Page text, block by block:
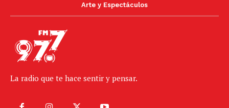
Arte y Espectáculos
La radio que te hace sentir y pensar.